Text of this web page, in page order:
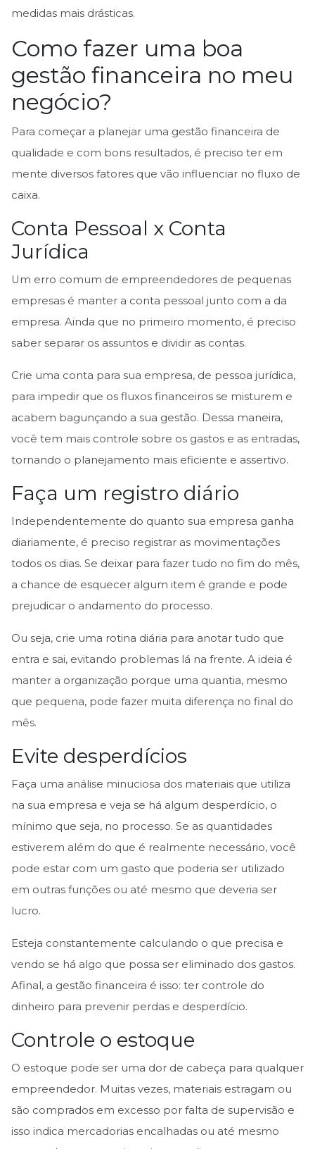
medidas mais drásticas.
Como fazer uma boa
gestão financeira no meu
negócio?
Para começar a planejar uma gestão financeira de
qualidade e com bons resultados, é preciso ter em
mente diversos fatores que vão influenciar no fluxo de
caixa.
Conta Pessoal x Conta
Jurídica
Um erro comum de empreendedores de pequenas
empresas é manter a conta pessoal junto com a da
empresa. Ainda que no primeiro momento, é preciso
saber separar os assuntos e dividir as contas.
Crie uma conta para sua empresa, de pessoa jurídica,
para impedir que os fluxos financeiros se misturem e
acabem bagunçando a sua gestão. Dessa maneira,
você tem mais controle sobre os gastos e as entradas,
tornando o planejamento mais eficiente e assertivo.
Faça um registro diário
Independentemente do quanto sua empresa ganha
diariamente, é preciso registrar as movimentações
todos os dias. Se deixar para fazer tudo no fim do mês,
a chance de esquecer algum item é grande e pode
prejudicar o andamento do processo.
Ou seja, crie uma rotina diária para anotar tudo que
entra e sai, evitando problemas lá na frente. A ideia é
manter a organização porque uma quantia, mesmo
que pequena, pode fazer muita diferença no final do
mês.
Evite desperdícios
Faça uma análise minuciosa dos materiais que utiliza
na sua empresa e veja se há algum desperdício, o
mínimo que seja, no processo. Se as quantidades
estiverem além do que é realmente necessário, você
pode estar com um gasto que poderia ser utilizado
em outras funções ou até mesmo que deveria ser
lucro.
Esteja constantemente calculando o que precisa e
vendo se há algo que possa ser eliminado dos gastos.
Afinal, a gestão financeira é isso: ter controle do
dinheiro para prevenir perdas e desperdício.
Controle o estoque
O estoque pode ser uma dor de cabeça para qualquer
empreendedor. Muitas vezes, materiais estragam ou
são comprados em excesso por falta de supervisão e
isso indica mercadorias encalhadas ou até mesmo